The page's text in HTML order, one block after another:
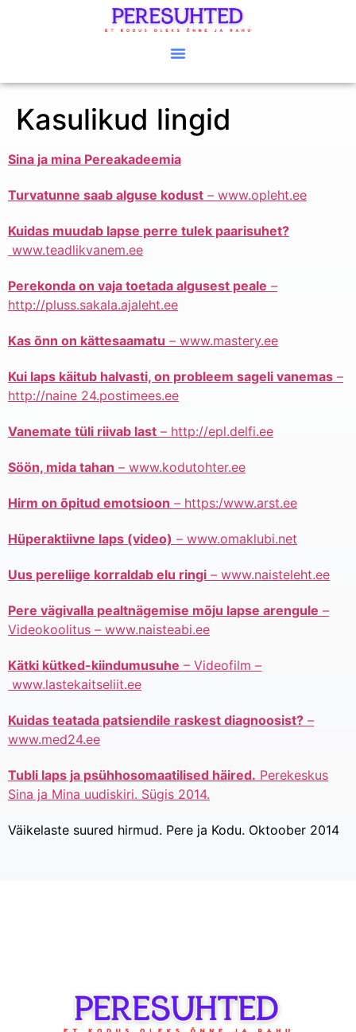
Kasulikud lingid
Sina ja mina Pereakadeemia
Turvatunne saab alguse kodust – www.opleht.ee
Kuidas muudab lapse perre tulek paarisuhet?
www.teadlikvanem.ee
Perekonda on vaja toetada algusest peale –
http://pluss.sakala.ajaleht.ee
Kas õnn on kättesaamatu – www.mastery.ee
Kui laps käitub halvasti, on probleem sageli vanemas –
http://naine 24.postimees.ee
Vanemate tüli riivab last – http://epl.delfi.ee
Söön, mida tahan – www.kodutohter.ee
Hirm on õpitud emotsioon – https:/www.arst.ee
Hüperaktiivne laps (video) – www.omaklubi.net
Uus pereliige korraldab elu ringi – www.naisteleht.ee
Pere vägivalla pealtnägemise mõju lapse arengule –
Videokoolitus – www.naisteabi.ee
Kätki kütked-kiindumusuhe – Videofilm –
www.lastekaitseliit.ee
Kuidas teatada patsiendile raskest diagnoosist? –
www.med24.ee
Tubli laps ja psühhosomaatilised häired. Perekeskus
Sina ja Mina uudiskiri. Sügis 2014.
Väikelaste suured hirmud. Pere ja Kodu. Oktoober 2014